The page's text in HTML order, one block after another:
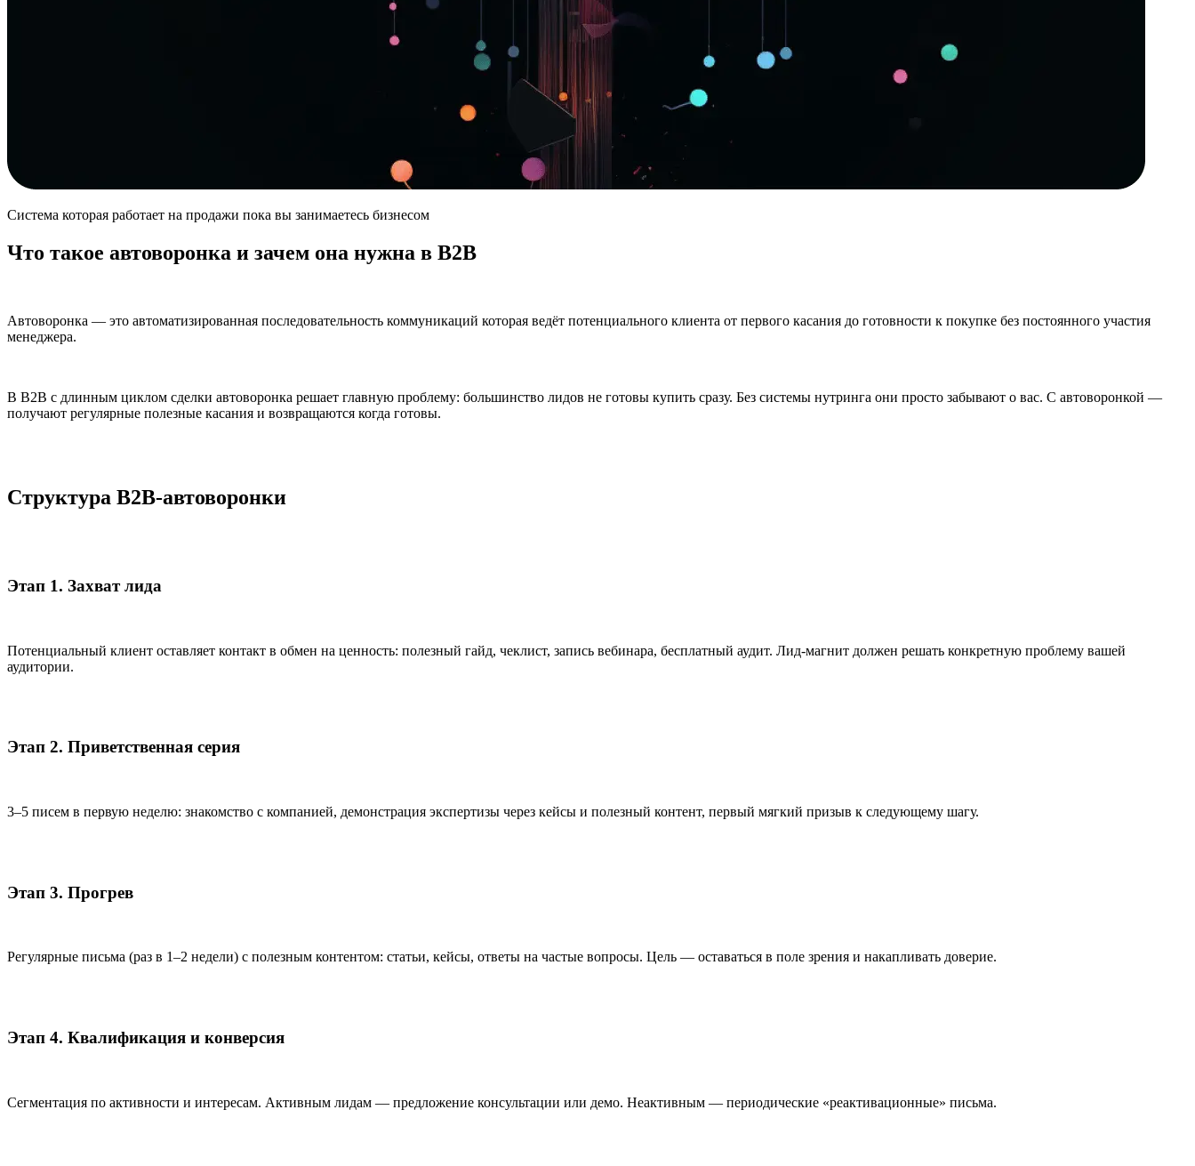
Система которая работает на продажи пока вы занимаетесь бизнесом
Что такое автоворонка и зачем она нужна в B2B
Автоворонка — это автоматизированная последовательность коммуникаций которая ведёт потенциального клиента от первого касания до готовности к покупке без постоянного участия
менеджера.
В B2B с длинным циклом сделки автоворонка решает главную проблему: большинство лидов не готовы купить сразу. Без системы нутринга они просто забывают о вас. С автоворонкой —
получают регулярные полезные касания и возвращаются когда готовы.
Структура B2B-автоворонки
Этап 1. Захват лида
Потенциальный клиент оставляет контакт в обмен на ценность: полезный гайд, чеклист, запись вебинара, бесплатный аудит. Лид-магнит должен решать конкретную проблему вашей
аудитории.
Этап 2. Приветственная серия
3–5 писем в первую неделю: знакомство с компанией, демонстрация экспертизы через кейсы и полезный контент, первый мягкий призыв к следующему шагу.
Этап 3. Прогрев
Регулярные письма (раз в 1–2 недели) с полезным контентом: статьи, кейсы, ответы на частые вопросы. Цель — оставаться в поле зрения и накапливать доверие.
Этап 4. Квалификация и конверсия
Сегментация по активности и интересам. Активным лидам — предложение консультации или демо. Неактивным — периодические «реактивационные» письма.